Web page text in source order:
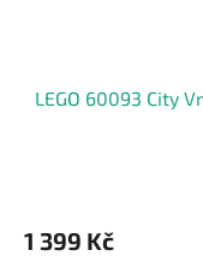
LEGO 60093 City
1 399 Kč